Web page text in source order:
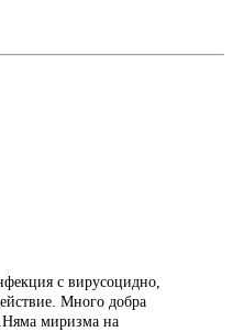
с вирусоцидно,
Много добра
миризма на